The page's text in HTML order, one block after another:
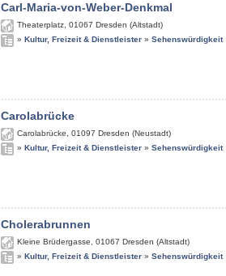
Carl-Maria-von-Weber-Denkmal
Theaterplatz 01067 Dresden (Altstadt)
» Kultur, Freizeit & Dienstleister » Sehenswürdigkeit
Carolabrücke
Carolabrücke 01097 Dresden (Neustadt)
» Kultur, Freizeit & Dienstleister » Sehenswürdigkeit
Cholerabrunnen
Kleine Brüdergasse 01067 Dresden (Altstadt)
» Kultur, Freizeit & Dienstleister » Sehenswürdigkeit